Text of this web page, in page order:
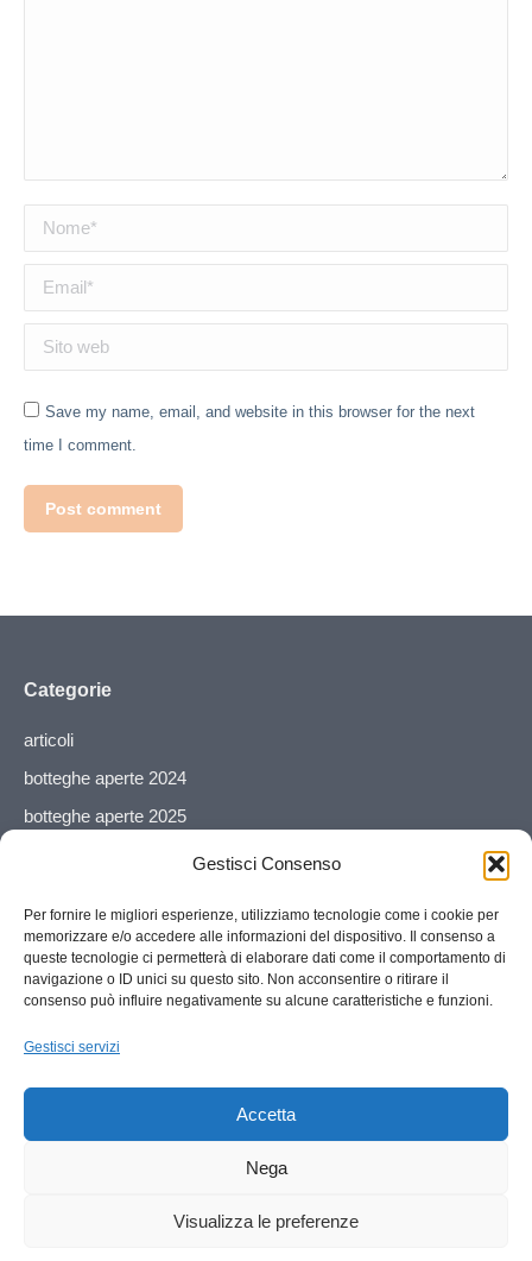
Gestisci Consenso
Per fornire le migliori esperienze, utilizziamo tecnologie come i cookie per
memorizzare e/o accedere alle informazioni del dispositivo. Il consenso a
queste tecnologie ci permetterà di elaborare dati come il comportamento di
navigazione o ID unici su questo sito. Non acconsentire o ritirare il
consenso può influire negativamente su alcune caratteristiche e funzioni.
Gestisci servizi
Accetta
Nega
Visualizza le preferenze
Nome *
Email *
Sito web
Save my name, email, and website in this browser for the next
time I comment.
Post comment
Categorie
articoli
botteghe aperte 2024
botteghe aperte 2025
galleria
Il collettivo
mostra artistica
mostra fotografica